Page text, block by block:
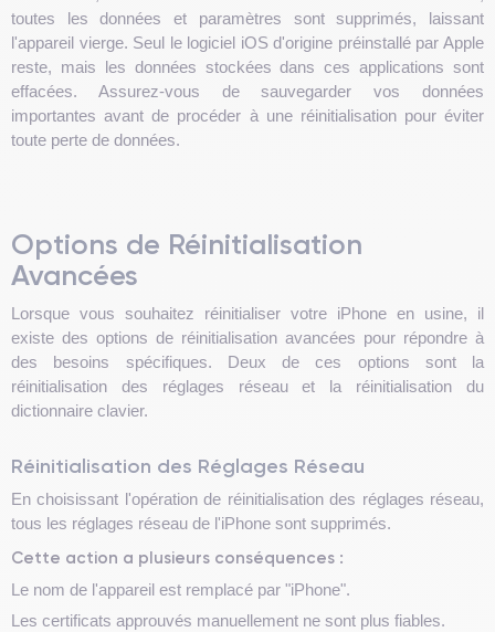
toutes les données et paramètres sont supprimés, laissant
l'appareil vierge. Seul le logiciel iOS d'origine préinstallé par Apple
reste, mais les données stockées dans ces applications sont
effacées. Assurez-vous de sauvegarder vos données
importantes avant de procéder à une réinitialisation pour éviter
toute perte de données.
Options de Réinitialisation
Avancées
Lorsque vous souhaitez réinitialiser votre iPhone en usine, il
existe des options de réinitialisation avancées pour répondre à
des besoins spécifiques. Deux de ces options sont la
réinitialisation des réglages réseau et la réinitialisation du
dictionnaire clavier.
Réinitialisation des Réglages Réseau
En choisissant l'opération de réinitialisation des réglages réseau,
tous les réglages réseau de l'iPhone sont supprimés.
Cette action a plusieurs conséquences :
Le nom de l'appareil est remplacé par "iPhone".
Les certificats approuvés manuellement ne sont plus fiables.